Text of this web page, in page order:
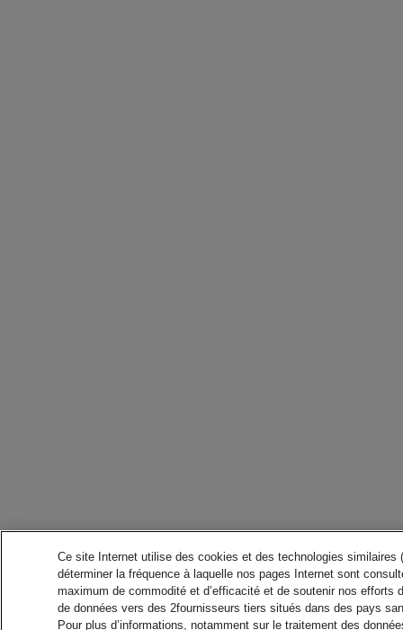
Ce site Internet utilise des cookies et des technologies
déterminer la fréquence à laquelle nos pages Internet sont
maximum de commodité et d’efficacité et de soutenir nos
de données vers des 2fournisseurs tiers situés dans des pays
Pour plus d’informations, notamment sur le traitement des